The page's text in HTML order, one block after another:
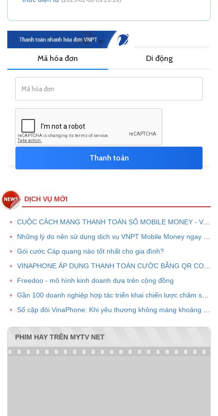
DỊCH VỤ MỚI
Gói cước Cáp quang nào tốt nhất cho gia đình?
Freedoo - mô hình kinh doanh dựa trên cộng đồng
PHIM HAY TRÊN MYTV NET